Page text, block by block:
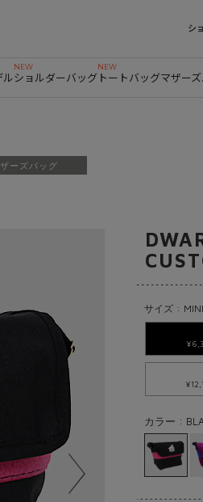
シ
ルショルダーバッグ トートバッグマザー
ーズバッグ
サイズ :
カラー :